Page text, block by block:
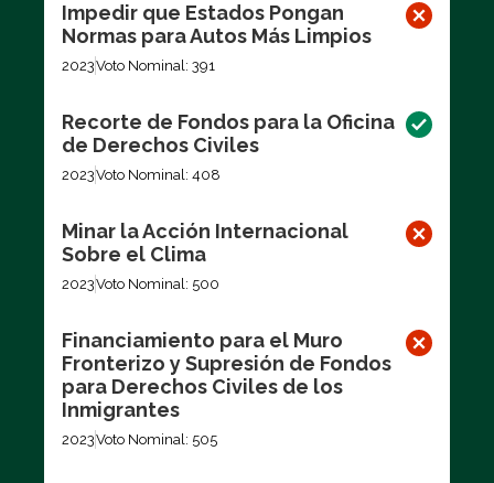
Impedir que Estados Pongan
Normas para Autos Más Limpios
2023Voto Nominal: 391
Recorte de Fondos para la Oficina
de Derechos Civiles
2023Voto Nominal: 408
Minar la Acción Internacional
Sobre el Clima
2023Voto Nominal: 500
Financiamiento para el Muro
Fronterizo y Supresión de Fondos
para Derechos Civiles de los
Inmigrantes
2023Voto Nominal: 505